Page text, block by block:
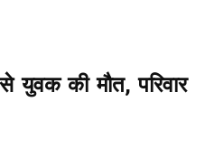
युवक की मौत, परिवार